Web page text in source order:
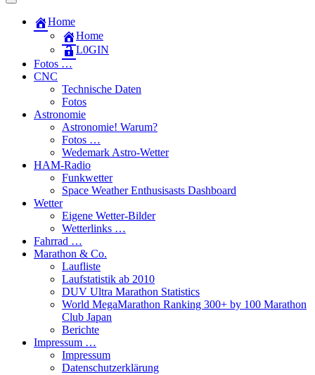
Toggle
field
Home
Home
L​0​​GIN
Fotos …
CNC
Technische Daten
Fotos
Astronomie
Astronomie! Warum?
Fotos …
Wedemark Astro-Wetter
HAM-Radio
Funkwetter
Space Weather Enthusisasts Dashboard
Wetter
Eigene Wetter-Bilder
Wetterlinks …
Fahrrad …
Marathon & Co.
Laufliste
Laufstatistik ab 2010
DUV Ultra Marathon Statistics
World MegaMarathon Ranking 300+ by 100 Marathon
Club Japan
Berichte
Impressum …
Impressum
Datenschutzerklärung